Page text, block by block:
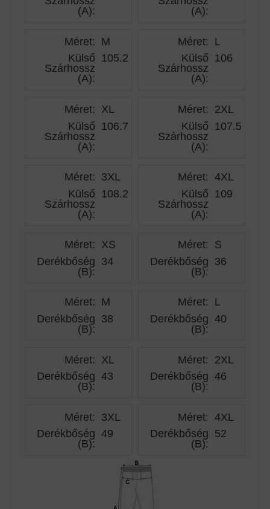
(A): (A):
Méret: M
Külső
Szárhossz
(A):
105.25
Méret: L
Külső
Szárhossz
(A):
106
Méret: XL
Külső
Szárhossz
(A):
106.75
Méret: 2XL
Külső
Szárhossz
(A):
107.50
Méret: 3XL
Külső
Szárhossz
(A):
108.25
Méret: 4XL
Külső
Szárhossz
(A):
109
Méret: XS
Derékbőség
(B):
34
Méret: S
Derékbőség
(B):
36
Méret: M
Derékbőség
(B):
38
Méret: L
Derékbőség
(B):
40
Méret: XL
Derékbőség
(B):
43
Méret: 2XL
Derékbőség
(B):
46
Méret: 3XL
Derékbőség
(B):
49
Méret: 4XL
Derékbőség
(B):
52